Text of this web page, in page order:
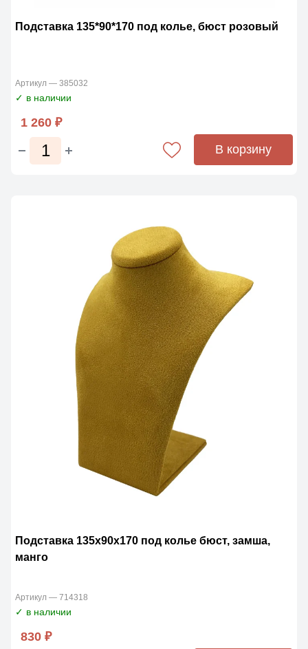
Подставка 135*90*170 под колье, бюст розовый
Артикул — 385032
✓ в наличии
1 260 ₽
В корзину
Подставка 135х90х170 под колье бюст, замша,
манго
Артикул — 714318
✓ в наличии
830 ₽